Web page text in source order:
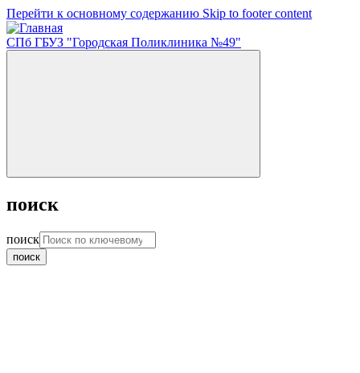
Перейти к основному содержанию Skip to footer content
СПб ГБУЗ "Городская Поликлиника №49"
поиск
поиск